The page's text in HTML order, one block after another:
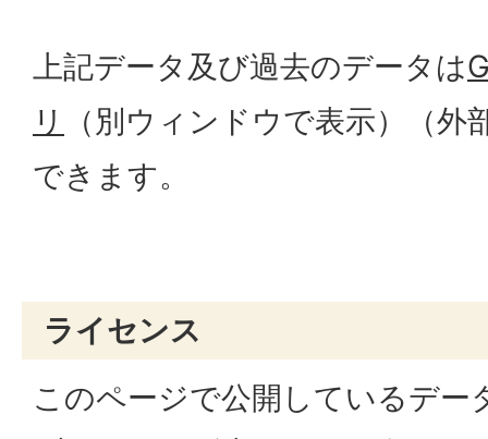
上記データ及び過去のデータは
リ
（別ウィンドウで表示）
（
できます。
ライセンス
このページで公開しているデー